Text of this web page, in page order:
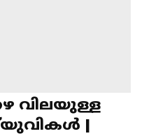
വിലയുള്ള
|